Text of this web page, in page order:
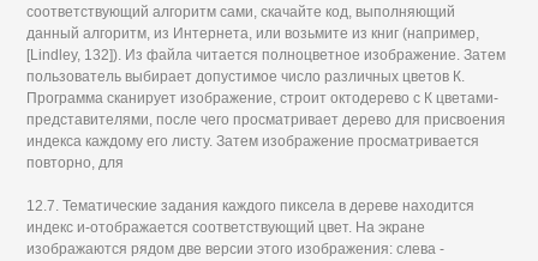
соответствующий алгоритм сами, скачайте код, выполняющий
данный алгоритм, из Интернета, или возьмите из книг (например,
[Lindley, 132]). Из файла читается полноцветное изображение. Затем
пользователь выбирает допустимое число различных цветов К.
Программа сканирует изображение, строит октодерево с К цветами-
представителями, после чего просматривает дерево для присвоения
индекса каждому его листу. Затем изображение просматривается
повторно, для
12.7. Тематические задания каждого пиксела в дереве находится
индекс и-отображается соответствующий цвет. На экране
изображаются рядом две версии этого изображения: слева -